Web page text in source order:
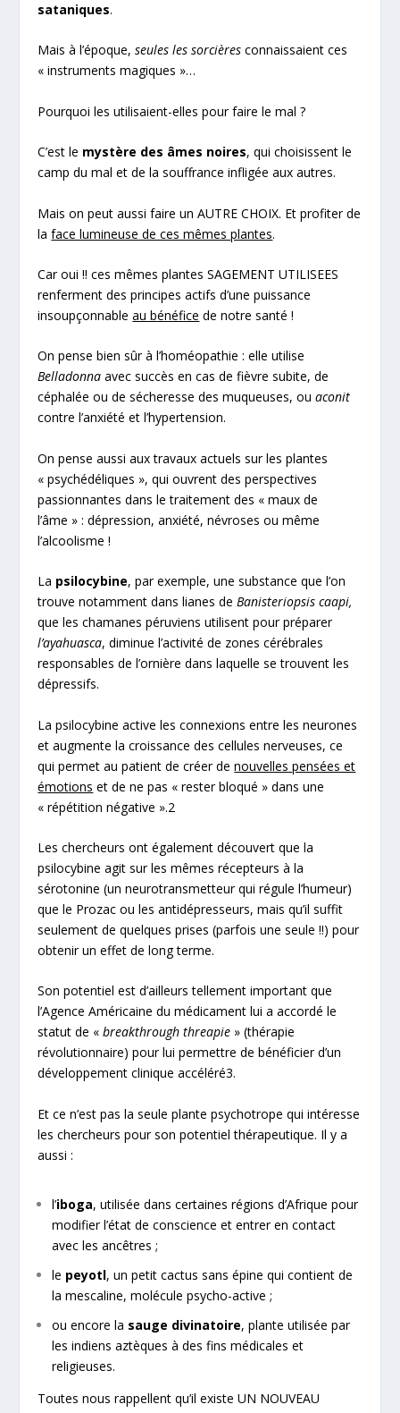
sataniques.
Mais à l’époque,seules les sorcières connaissaient ces
« instruments magiques »…
Pourquoi les utilisaient-elles pour faire le mal ?
C’est le mystère des âmes noires, qui choisissent le
camp du mal et de la souffrance infligée aux autres.
Mais on peut aussi faire un AUTRE CHOIX. Et profiter de
laface lumineuse de ces mêmes plantes.
Car oui !! ces mêmes plantes SAGEMENT UTILISEES
renferment des principes actifs d’une puissance
insoupçonnableau bénéfice de notre santé !
On pense bien sûr à l’homéopathie : elle utilise
Belladonna avec succès en cas de fièvre subite, de
céphalée ou de sécheresse des muqueuses, ouaconit
contre l’anxiété et l’hypertension.
On pense aussi aux travaux actuels sur les plantes
« psychédéliques », qui ouvrent des perspectives
passionnantes dans le traitement des « maux de
l’âme » : dépression, anxiété, névroses ou même
l’alcoolisme !
La psilocybine, par exemple, une substance que l’on
trouve notamment dans lianes deBanisteriopsis caapi,
que les chamanes péruviens utilisent pour préparer
l’ayahuasca, diminue l’activité de zones cérébrales
responsables de l’ornière dans laquelle se trouvent les
dépressifs.
La psilocybine active les connexions entre les neurones
et augmente la croissance des cellules nerveuses, ce
qui permet au patient de créer denouvelles pensées et
émotions et de ne pas « rester bloqué » dans une
« répétition négative ».2
Les chercheurs ont également découvert que la
psilocybine agit sur les mêmes récepteurs à la
sérotonine (un neurotransmetteur qui régule l’humeur)
que le Prozac ou les antidépresseurs, mais qu’il suffit
seulement de quelques prises (parfois une seule !!) pour
obtenir un effet de long terme.
Son potentiel est d’ailleurs tellement important que
l’Agence Américaine du médicament lui a accordé le
statut de «breakthrough threapie » (thérapie
révolutionnaire) pour lui permettre de bénéficier d’un
développement clinique accéléré3.
Et ce n’est pas la seule plante psychotrope qui intéresse
les chercheurs pour son potentiel thérapeutique. Il y a
aussi :
l’iboga, utilisée dans certaines régions d’Afrique pour
modifier l’état de conscience et entrer en contact
avec les ancêtres ;
le peyotl, un petit cactus sans épine qui contient de
la mescaline, molécule psycho-active ;
ou encore la sauge divinatoire, plante utilisée par
les indiens aztèques à des fins médicales et
religieuses.
Toutes nous rappellent qu’il existe UN NOUVEAU